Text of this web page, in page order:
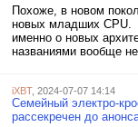
Похоже, в новом
новых младших CPU.
именно о новых
названиями вообще
iXBT, 2024-07-07 14:14
Семейный электро-
рассекречен до